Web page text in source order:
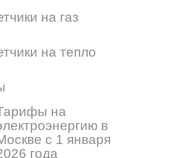
на газ
на тепло
на
в
с 1 января
года